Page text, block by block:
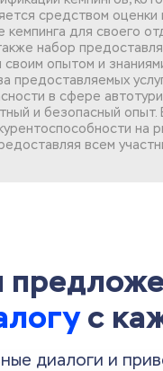
средством
для своего
набор
своим опытом и
предоставляемых
в сфере
и безопасный
всем
с
диалоги и